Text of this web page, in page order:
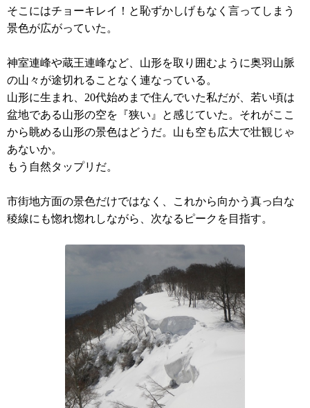
そこにはチョーキレイ！と恥ずかしげもなく言ってしまう
景色が広がっていた。
神室連峰や蔵王連峰など、山形を取り囲むように奥羽山脈
の山々が途切れることなく連なっている。
山形に生まれ、20代始めまで住んでいた私だが、若い頃は
盆地である山形の空を『狭い』と感じていた。それがここ
から眺める山形の景色はどうだ。山も空も広大で壮観じゃ
あないか。
もう自然タップリだ。
市街地方面の景色だけではなく、これから向かう真っ白な
稜線にも惚れ惚れしながら、次なるピークを目指す。